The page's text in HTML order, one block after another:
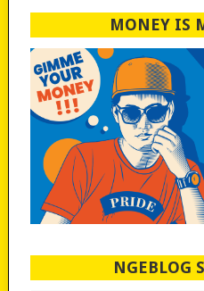
MONEY IS
NGEBLOG